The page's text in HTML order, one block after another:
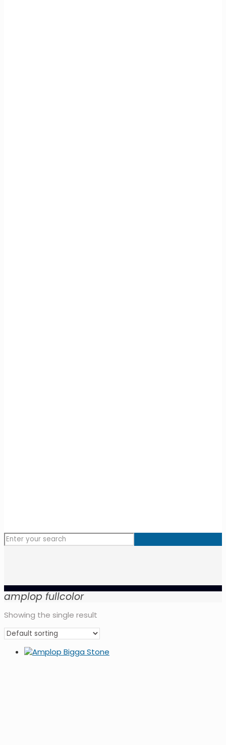
amplop fullcolor
Showing the single result